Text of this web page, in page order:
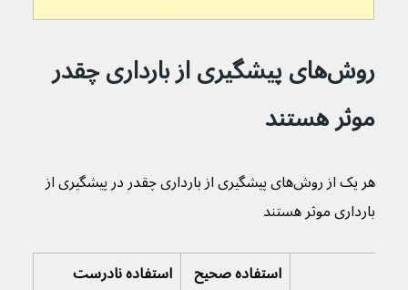
روش‌های پیشگیری از بارداری چقدر
موثر هستند
هر یک از روش‌های پیشگیری از بارداری چقدر در پیشگیری از
بارداری موثر هستند
استفاده نادرست
استفاده صحیح